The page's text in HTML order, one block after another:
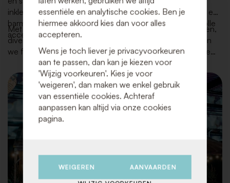
inkleding van zaal en keuken: van tafels, stoelen, servies en
barmateriaal tot lounge, dansvloer, decoratie en sfeervolle
accenten.
Met ons uitgebreid voorraad aan kwaliteitsvolle materialen,
diverse stijlen en oog voor de laatste trends, combineren
we functionaliteit en schoonheid met een topservice die
uw dag onvergetelijk maakt.
essentiële en analytische cookies. Ben je
hiermee akkoord kies dan voor alles
accepteren.
Wens je toch liever je privacyvoorkeuren
aan te passen, dan kan je kiezen voor
'Wijzig voorkeuren'. Kies je voor
'weigeren', dan maken we enkel gebruik
van essentiële cookies. Achteraf
aanpassen kan altijd via onze cookies
pagina.
WEIGEREN AANVAARDEN